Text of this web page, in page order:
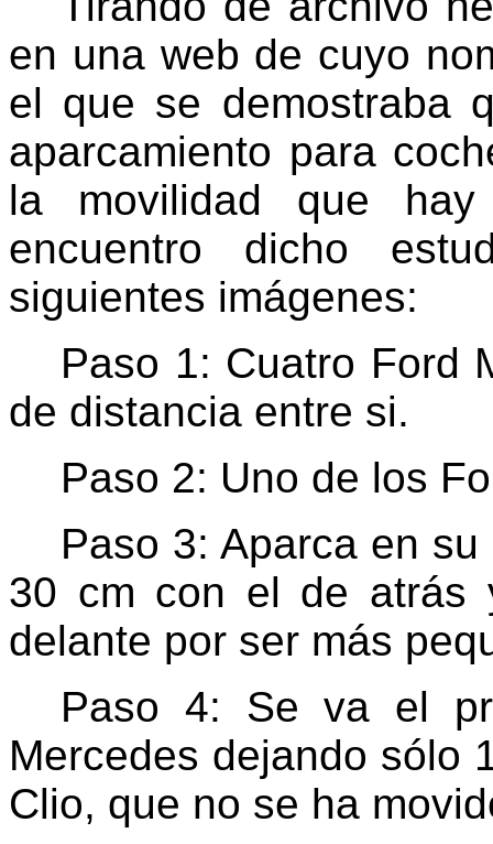
en una web de cuyo
el que se demostraba
aparcamiento para
la movilidad que
encuentro dicho
siguientes imágenes:
Paso 1: Cuatro Ford
de distancia entre si.
Paso 2: Uno de los
Paso 3: Aparca en
30 cm con el de
delante por ser más
Paso 4: Se va el
Mercedes dejando sólo
Clio, que no se ha